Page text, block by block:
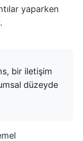
yaparken
bir iletişim
düzeyde